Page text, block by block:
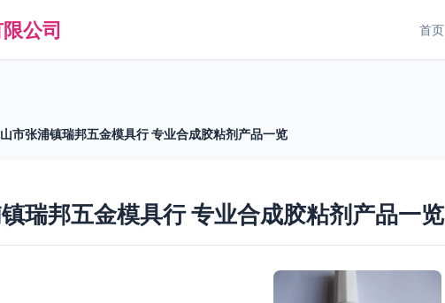
公司 首页
市张浦镇瑞邦五金模具行 专业合成胶粘剂产品一览
瑞邦五金模具行 专业合成胶粘剂产品一览